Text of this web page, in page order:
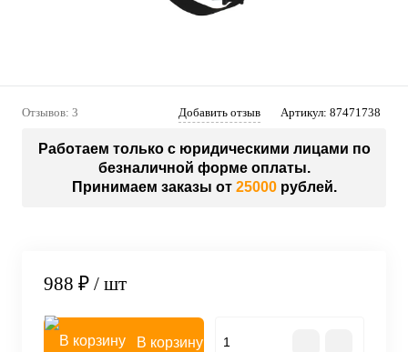
Отзывов: 3 Добавить отзыв Артикул: 87471738
Работаем только с юридическими лицами по
безналичной форме оплаты.
Принимаем заказы от 25000рублей.
988 ₽ / шт
В корзину